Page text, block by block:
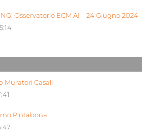
Osservatorio ECM AI – 24 Giugno 2024
Muratori Casali
Pintabona